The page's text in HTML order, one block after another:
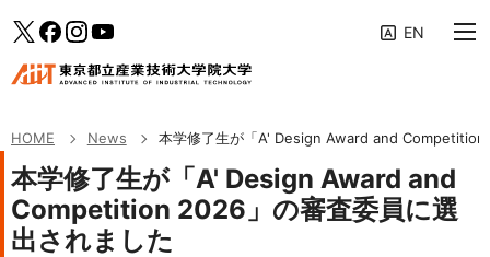
学生生活・キャリア支援
研究活動・産学連携
Twitterfacebook
Instagram
HOME News 本学修了生が「A' Design Award and
本学修了生が「A' Design Award and
Competition 2026」の審査委員に選
出されました